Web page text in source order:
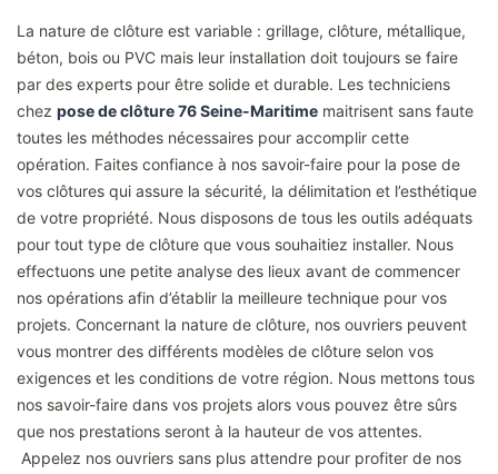
La nature de clôture est variable : grillage, clôture, métallique,
béton, bois ou PVC mais leur installation doit toujours se faire
par des experts pour être solide et durable. Les techniciens
chez pose de clôture 76 Seine-Maritime maitrisent sans faute
toutes les méthodes nécessaires pour accomplir cette
opération. Faites confiance à nos savoir-faire pour la pose de
vos clôtures qui assure la sécurité, la délimitation et l’esthétique
de votre propriété. Nous disposons de tous les outils adéquats
pour tout type de clôture que vous souhaitiez installer. Nous
effectuons une petite analyse des lieux avant de commencer
nos opérations afin d’établir la meilleure technique pour vos
projets. Concernant la nature de clôture, nos ouvriers peuvent
vous montrer des différents modèles de clôture selon vos
exigences et les conditions de votre région. Nous mettons tous
nos savoir-faire dans vos projets alors vous pouvez être sûrs
que nos prestations seront à la hauteur de vos attentes.
Appelez nos ouvriers sans plus attendre pour profiter de nos